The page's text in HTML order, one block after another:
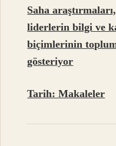
Saha
liderlerin bilgi ve
biçimlerinin
gösteriyor
Tarih:Makaleler